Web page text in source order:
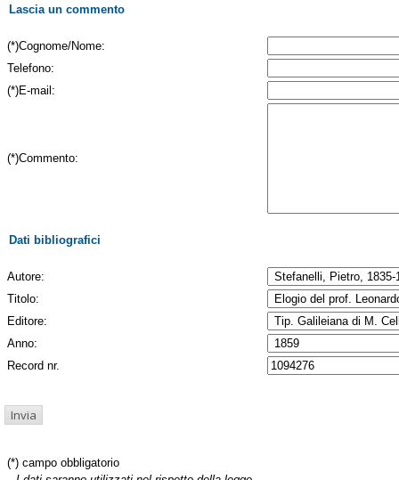
Lascia un commento
(*)Cognome/Nome:
Telefono:
(*)E-mail:
(*)Commento:
Dati bibliografici
Autore:
Titolo:
Editore:
Anno:
Record nr.
(*) campo obbligatorio